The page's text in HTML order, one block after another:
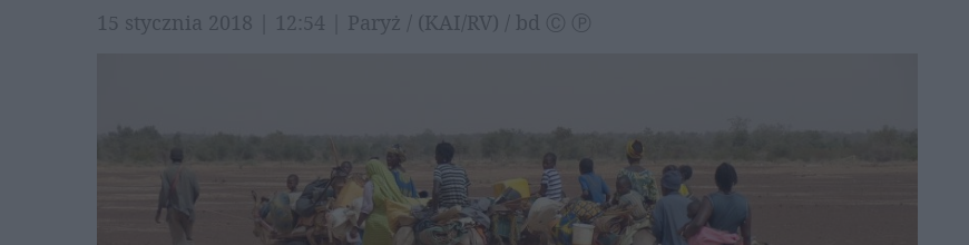
15 stycznia 2018 | 12:54 | Paryż / (KAI/RV) / bd Ⓒ Ⓟ